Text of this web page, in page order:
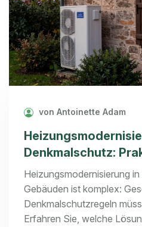
von Antoinette Adam
Denkmalschutz:
und rechtliche
Heizungsmodernisierung
Gebäuden ist komplex:
Denkmalschutzregeln
Erfahren Sie, welche